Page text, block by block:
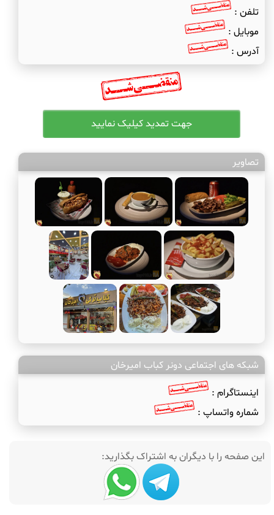
تلفن :
موبایل :
آدرس :
تصاویر
شبکه های اجتماعی دونر کباب امیرخان
اینستاگرام :
شماره واتساپ :
این صفحه را با دیگران به اشتراک بگذارید: